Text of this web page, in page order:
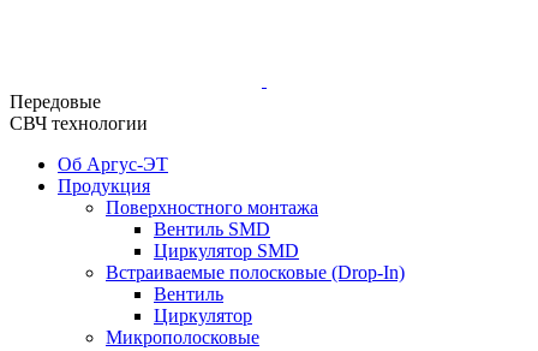
Передовые
СВЧ технологии
Об Аргус-ЭТ
Продукция
Поверхностного монтажа
Вентиль SMD
Циркулятор SMD
Встраиваемые полосковые (Drop-In)
Вентиль
Циркулятор
Микрополосковые